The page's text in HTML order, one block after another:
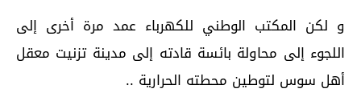
و لكن المكتب الوطني للكهرباء عمد مرة أخرى إلى
اللجوء إلى محاولة بائسة قادته إلى مدينة تزنيت معقل
أهل سوس لتوطين محطته الحرارية ..